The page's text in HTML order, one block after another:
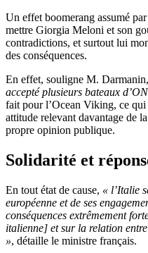
Un effet boomerang assumé
mettre Giorgia Meloni et son
contradictions, et surtout lui
des conséquences.
En effet, souligne M. Darmanin,
accepté plusieurs bateaux
fait pour l’Ocean Viking, ce
attitude relevant davantage de
propre opinion publique.
Solidarité et
En tout état de cause, « l’Italie
européenne et de ses
conséquences extrêmement
italienne] et sur la relation
», détaille le ministre français.